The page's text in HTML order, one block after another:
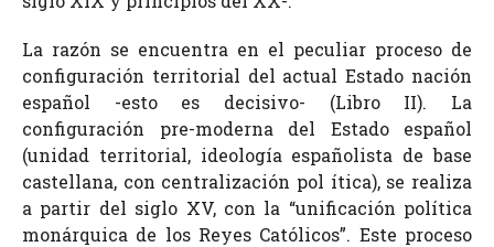
La razón se encuentra en el peculiar proceso de
configuración territorial del actual Estado nación
español -esto es decisivo- (Libro II). La
configuración pre-moderna del Estado español
(unidad territorial, ideología españolista de base
castellana, con centralización pol ítica), se realiza
a partir del siglo XV, con la “unificación política
monárquica de los Reyes Católicos”. Este proceso